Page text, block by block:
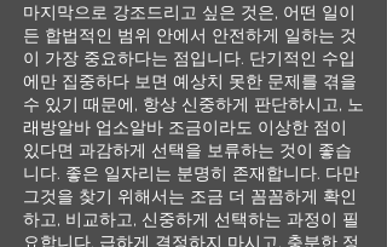
마지막으로 강조드리고 싶은 것은, 어떤 일이
든 합법적인 범위 안에서 안전하게 일하는 것
이 가장 중요하다는 점입니다. 단기적인 수입
에만 집중하다 보면 예상치 못한 문제를 겪을
수 있기 때문에, 항상 신중하게 판단하시고, 노
래방알바 업소알바 조금이라도 이상한 점이
있다면 과감하게 선택을 보류하는 것이 좋습
니다. 좋은 일자리는 분명히 존재합니다. 다만
그것을 찾기 위해서는 조금 더 꼼꼼하게 확인
하고, 비교하고, 신중하게 선택하는 과정이 필
요합니다. 급하게 결정하지 마시고, 충분한 정